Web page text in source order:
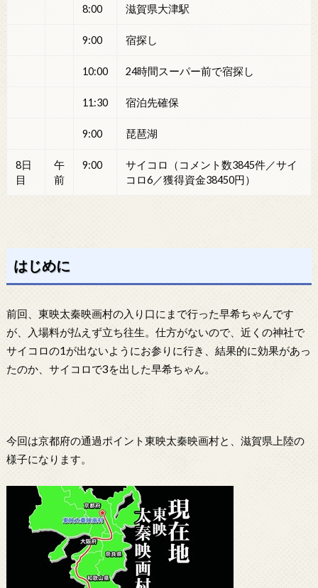
8:00 滋賀県大津駅
9:00 宿探し
10:00 24時間スーパー前で宿探し
11:30 宿泊先確保
9:00 琵琶湖
8日
目
午
前
9:00
サイコロ（コメント数3845件／サイ
コロ6／獲得資金38450円）
はじめに
前回、東映太秦映画村の入り口にまで行った早希ちゃんです
が、入場料が払えず立ち往生。仕方がないので、近くの神社で
サイコロの1が出ないようにお参りに行き、結果的に効果があっ
たのか、サイコロで3を出した早希ちゃん。
今回は京都府の通過ポイント東映太秦映画村と、滋賀県上陸の
様子になります。